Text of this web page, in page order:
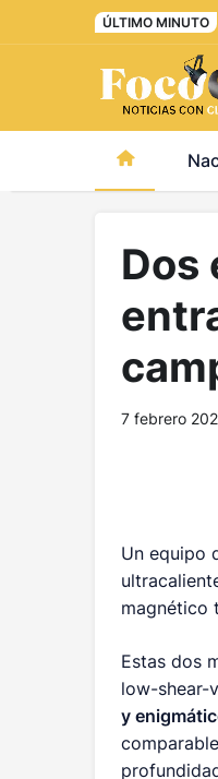
pusulabet giriş-trwin giriş
ÚLTIMO MINUTO
Dos
7 febrero
Un equipo
magnético
Estas dos
low-shear-
y